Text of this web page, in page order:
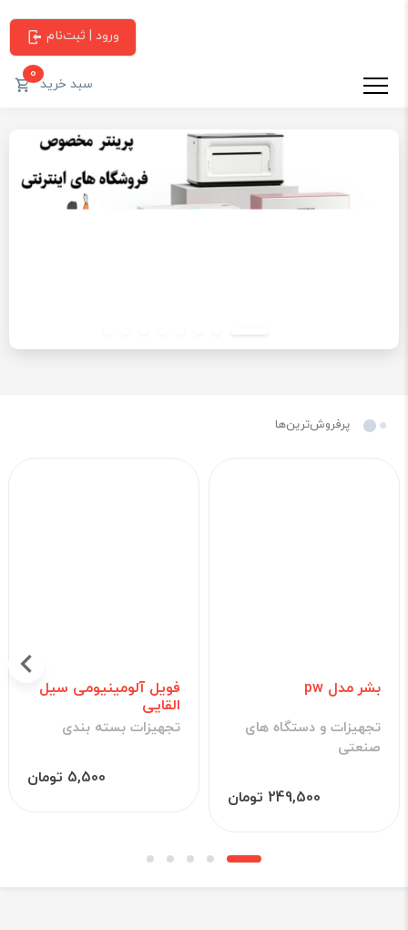
ورود | ثبت‌نام
سبد خرید0
پرفروش‌ترین‌ها
بشر مدل pw
تجهیزات و دستگاه های
صنعتی
249,500 تومان
فویل آلومینیومی سیل
القایی
تجهیزات بسته بندی
5,500 تومان